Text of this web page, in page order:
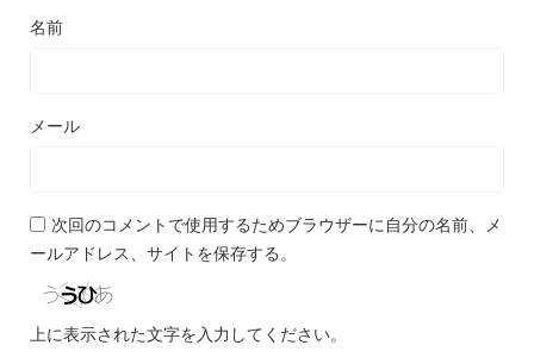
名前
メール
次回のコメントで使用するためブラウザーに自分の名前、メ
ールアドレス、サイトを保存する。
上に表示された文字を入力してください。